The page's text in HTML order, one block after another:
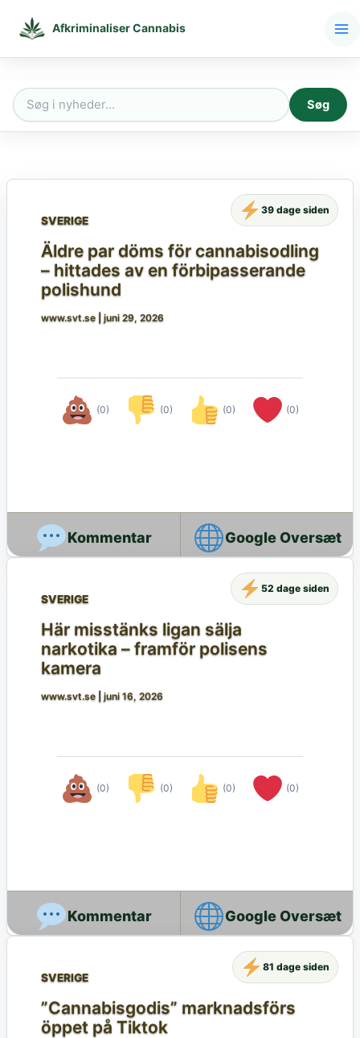
Afkriminaliser Cannabis
Søg
Søg
SVERIGE
Äldre par döms för cannabisodling
– hittades av en förbipasserande
polishund
www.svt.se juni 29, 2026
(0) (0) (0) (0)
39 dage siden
Google Oversæt
SVERIGE
Här misstänks ligan sälja
narkotika – framför polisens
kamera
www.svt.se juni 16, 2026
(0) (0) (0) (0)
52 dage siden
Google Oversæt
SVERIGE
”Cannabisgodis” marknadsförs
öppet på Tiktok
81 dage siden